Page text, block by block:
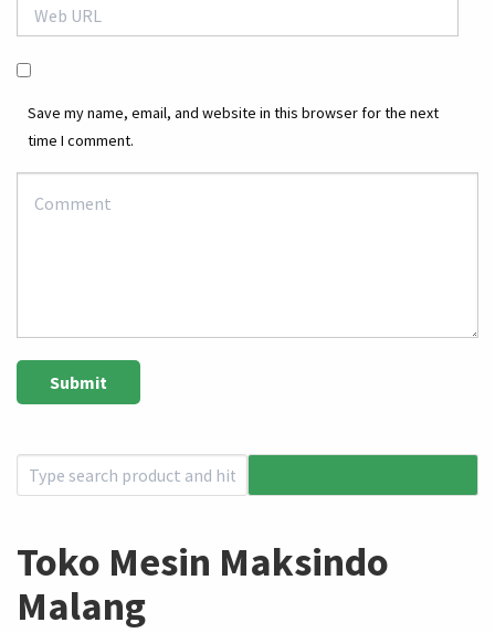
Save my name, email, and website in this browser for the next
time I comment.
Toko Mesin Maksindo
Malang